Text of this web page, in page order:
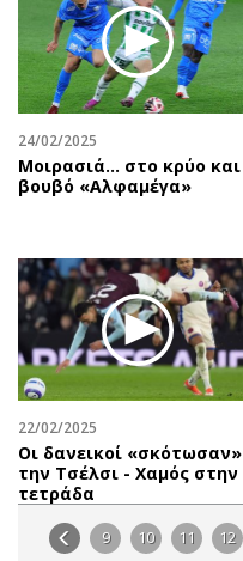
24/02/2025
Μοιρασιά… στο κρύο και
βουβό «Αλφαμέγα»
22/02/2025
Οι δανεικοί «σκότωσαν»
την Τσέλσι - Χαμός στην
τετράδα
9 10 11 12